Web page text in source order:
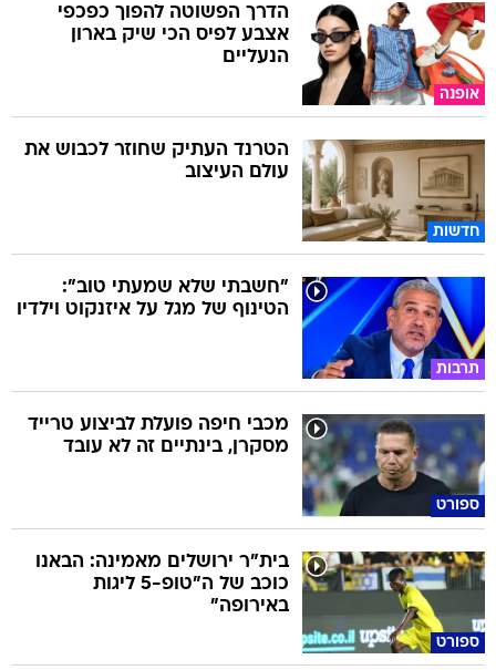
אופנה
הדרך הפשוטה להפוך כפכפי
אצבע לפיס הכי שיק בארון
הנעליים
חדשות
הטרנד העתיק שחוזר לכבוש את
עולם העיצוב
תרבות
"חשבתי שלא שמעתי טוב":
הטינוף של מגל על איזנקוט וילדיו
ספורט
מכבי חיפה פועלת לביצוע טרייד
מסקרן, בינתיים זה לא עובד
ספורט
בית"ר ירושלים מאמינה: הבאנו
כוכב של ה"טופ-5 ליגות
באירופה"